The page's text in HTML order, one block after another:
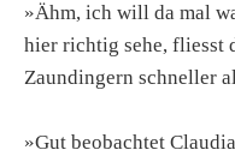
»Ähm, ich will da mal
hier richtig sehe, fliesst
Zaundingern schneller
»Gut beobachtet